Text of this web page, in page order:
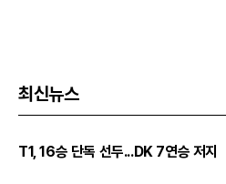
최신뉴스
T1, 16승 단독 선두...DK 7연승 저지